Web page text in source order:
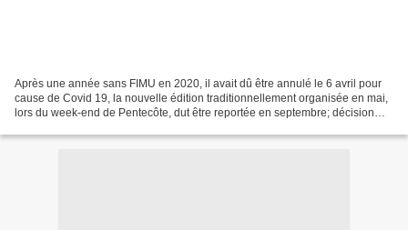
Après une année sans FIMU en 2020, il avait dû être annulé le 6 avril pour
cause de Covid 19, la nouvelle édition traditionnellement organisée en mai,
lors du week-end de Pentecôte, dut être reportée en septembre; décision